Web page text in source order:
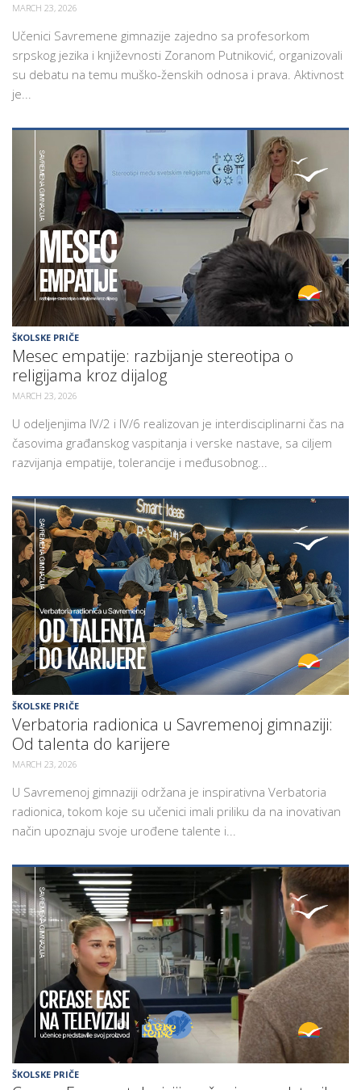
MARCH 23, 2026
Učenici Savremene gimnazije zajedno sa profesorkom
srpskog jezika i književnosti Zoranom Putniković, organizovali
su debatu na temu muško-ženskih odnosa i prava. Aktivnost
je...
ŠKOLSKE PRIČE
Mesec empatije: razbijanje stereotipa o
religijama kroz dijalog
MARCH 23, 2026
U odeljenjima IV/2 i IV/6 realizovan je interdisciplinarni čas na
časovima građanskog vaspitanja i verske nastave, sa ciljem
razvijanja empatije, tolerancije i međusobnog...
ŠKOLSKE PRIČE
Verbatoria radionica u Savremenoj gimnaziji:
Od talenta do karijere
MARCH 23, 2026
U Savremenoj gimnaziji održana je inspirativna Verbatoria
radionica, tokom koje su učenici imali priliku da na inovativan
način upoznaju svoje urođene talente i...
ŠKOLSKE PRIČE